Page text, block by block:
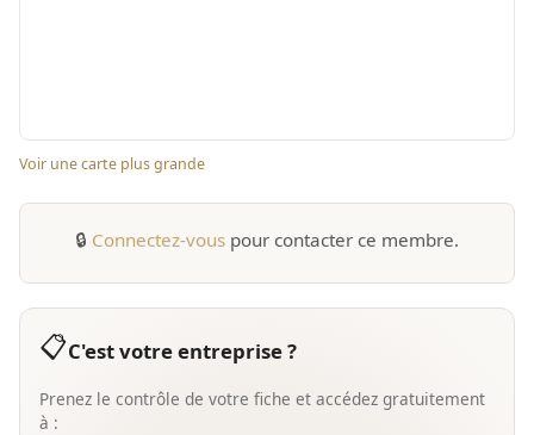
Voir une carte plus grande
🔒 Connectez-vous pour contacter ce membre.
📋C'est votre entreprise ?
Prenez le contrôle de votre fiche et accédez gratuitement
à :